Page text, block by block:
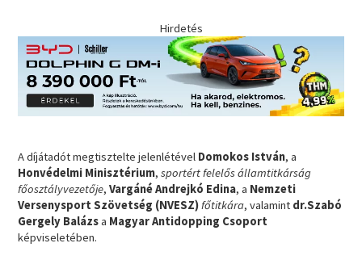
Hirdetés
A díjátadót megtisztelte jelenlétével Domokos István, a
Honvédelmi Minisztérium,sportért felelős államtitkárság
főosztályvezetője,Vargáné Andrejkó Edina, a Nemzeti
Versenysport Szövetség (NVESZ)főtitkára, valamint dr.Szabó
Gergely Balázsa Magyar Antidopping Csoport
képviseletében.